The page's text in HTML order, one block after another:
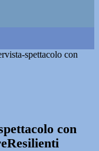
spettacolo con
con